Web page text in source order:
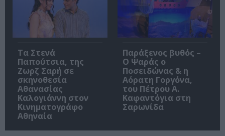
Τα Στενά
Παπούτσια, της
Ζωρζ Σαρή σε
σκηνοθεσία
Αθανασίας
Καλογιάννη στον
Κινηματογράφο
Αθηναία
Παράξενος βυθός –
Ο Ψαράς ο
Ποσειδώνας & η
Αόρατη Γοργόνα,
του Πέτρου Α.
Καφαντόγια στη
Σαρωνίδα